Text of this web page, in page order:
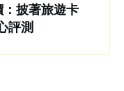
披著旅遊卡
評測